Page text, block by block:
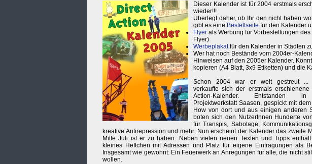
Dieser Kalender ist für 2004 erstmals
wieder!!!
Überlegt daher, ob Ihr den nicht haben
gibt es eine Bestellseite für den Kalender
Flyer als Werbung für Vorbestellungen
Flyer)
Werbeplakatfür den Kalender in Städten
Wer hat noch Bestände vom 2004er-
Hinweisen auf den 2005er Kalender.
kopieren (A4 Blatt, 3x9 Etiketten) und die
Schon 2004 war er weit gestreut ...
verkaufte sich der erstmals erschienene
Action-Kalender. Entstanden
Projektwerkstatt Saasen, gespickt mit
How von dort und aus einigen anderen
boten sich den NutzerInnen Hunderte
für Transpis, Sabotage,
kreative Antirepression und mehr. Nun erscheint der Kalender das zweite
Mitte Juli ist er zu haben. Neben vielen neuen Texten und Tipps
kleines Heftchen mit Adressen und Platz für eigene Eintragungen als
Insgesamt wie gewohnt: Ein Feuerwerk an Anregungen für alle, die nicht
wollen.